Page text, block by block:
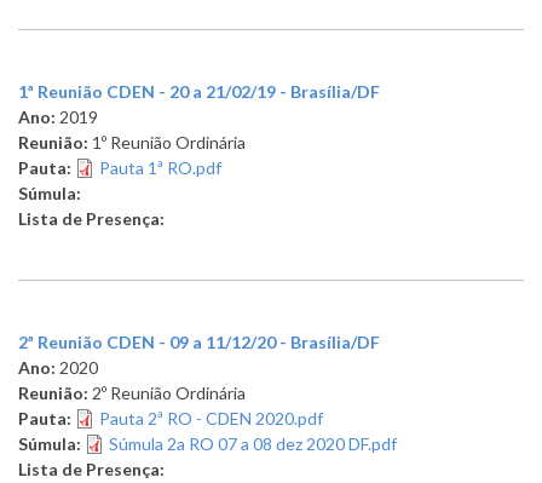
1ª Reunião CDEN - 20 a 21/02/19 - Brasília/DF
Ano: 2019
Reunião: 1º Reunião Ordinária
Pauta:
Pauta 1ª RO.pdf
Súmula:
Lista de Presença:
2ª Reunião CDEN - 09 a 11/12/20 - Brasília/DF
Ano: 2020
Reunião: 2º Reunião Ordinária
Pauta:
Pauta 2ª RO - CDEN 2020.pdf
Súmula:
Súmula 2a RO 07 a 08 dez 2020 DF.pdf
Lista de Presença: